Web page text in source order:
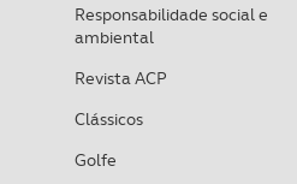
Responsabilidade social e
ambiental
Revista ACP
Clássicos
Golfe